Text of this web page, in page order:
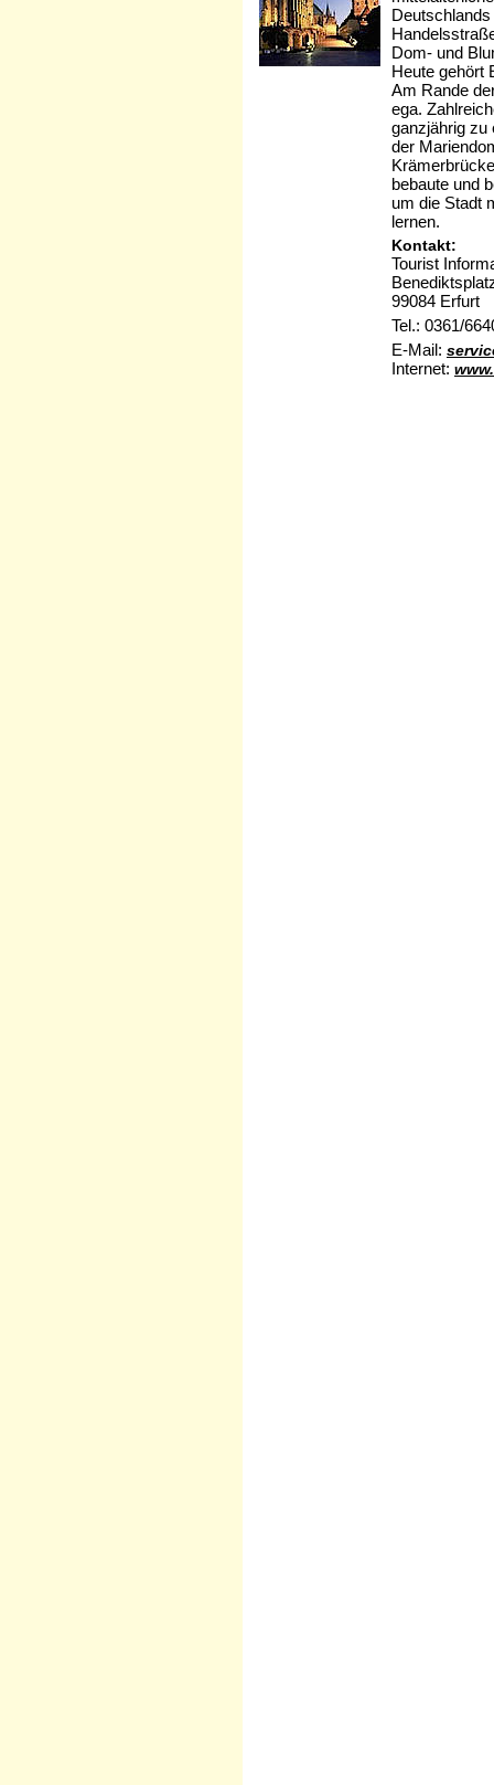
Dom- und
Heute gehört
Am Rande
ega.
ganzjährig zu
der
bebaute und
um die Stadt
lernen.
Kontakt:
Tourist
99084 Erfurt
Tel.: 0361/
E-Mail:
Internet: